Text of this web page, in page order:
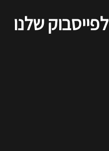
לפייסבוק שלנו